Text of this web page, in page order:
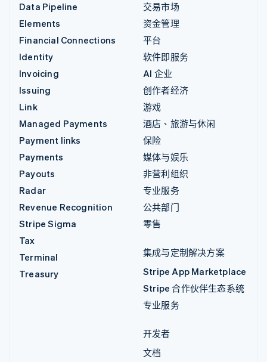
Data Pipeline
Elements
Financial Connections
Identity
Invoicing
Issuing
Link
Managed Payments
Payment links
Payments
Payouts
Radar
Revenue Recognition
Stripe Sigma
Tax
Terminal
Treasury
交易市场
资金管理
平台
软件即服务
AI 企业
创作者经济
游戏
酒店、旅游与休闲
保险
媒体与娱乐
非营利组织
专业服务
公共部门
零售
集成与定制解决方案
Stripe App Marketplace
Stripe 合作伙伴生态系统
专业服务
开发者
文档